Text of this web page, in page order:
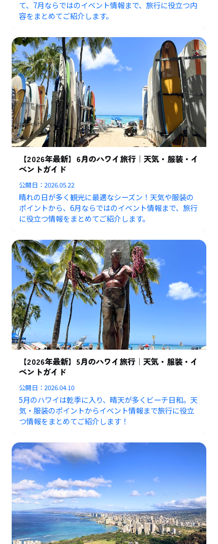
て、7月ならではのイベント情報まで、旅行に役立つ内
容をまとめてご紹介します。
【2026年最新】6月のハワイ旅行｜天気・服装・イ
ベントガイド
公開日：2026.05.22
晴れの日が多く観光に最適なシーズン！天気や服装の
ポイントから、6月ならではのイベント情報まで、旅行
に役立つ情報をまとめてご紹介します。
【2026年最新】5月のハワイ旅行｜天気・服装・イ
ベントガイド
公開日：2026.04.10
5月のハワイは乾季に入り、晴天が多くビーチ日和。天
気・服装のポイントからイベント情報まで旅行に役立
つ情報をまとめてご紹介します！